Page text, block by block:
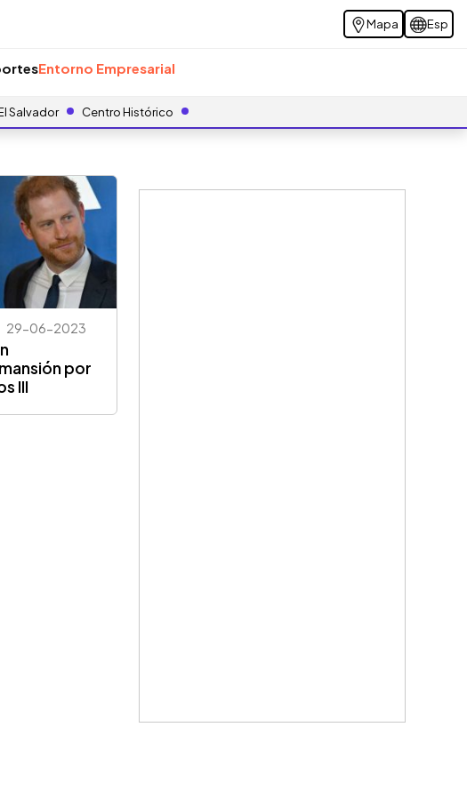
Mapa Esp
Entorno Empresarial
Salvador Centro Histórico
29-06-2023
por
III